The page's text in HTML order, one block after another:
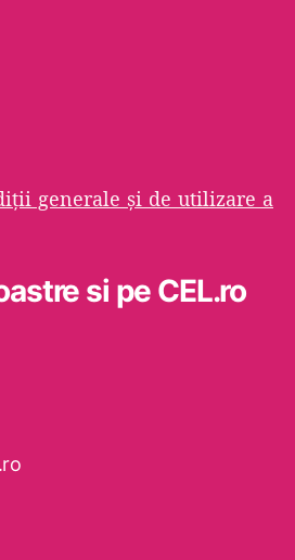
generale şi de utilizare a
si pe CEL.ro